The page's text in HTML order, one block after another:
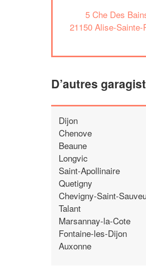
5 Che Des
21150 Alise-Sainte-
D’autres
Dijon
Chenove
Beaune
Longvic
Saint-Apollinaire
Quetigny
Chevigny-Saint-
Talant
Marsannay-la-Cote
Fontaine-les-Dijon
Auxonne